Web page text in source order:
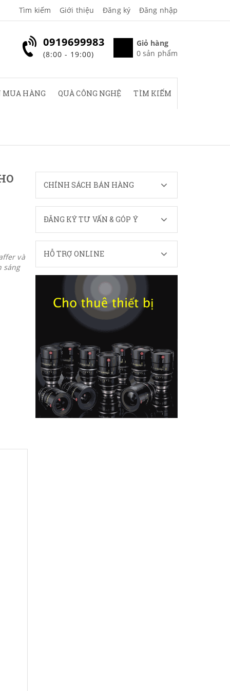
Tìm kiếm Giới thiệu Đăng ký Đăng nhập
Giỏ hàng
0 sản phẩm
0919699983
(8:00 - 19:00)
MUA HÀNG QUÀ CÔNG NGHỆ TÌM KIẾM
và
sáng
CHÍNH SÁCH BÁN HÀNG
ĐĂNG KÝ TƯ VẤN & GÓP Ý
HỖ TRỢ ONLINE